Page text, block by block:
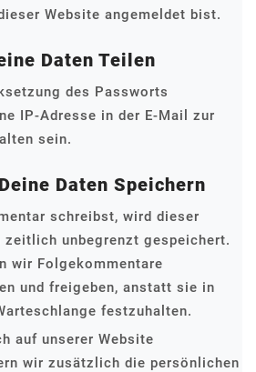
Website angemeldet bist.
Daten Teilen
des Passworts
IP-Adresse in der E-Mail zur
sein.
Daten Speichern
schreibst, wird dieser
zeitlich unbegrenzt gespeichert.
wir Folgekommentare
und freigeben, anstatt sie in
festzuhalten.
auf unserer Website
wir zusätzlich die persönlichen